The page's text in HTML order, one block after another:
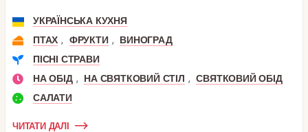
УКРАЇНСЬКА КУХНЯ
ПТАХ , ФРУКТИ ,
ВИНОГРАД
ПІСНІ СТРАВИ
НА ОБІД , НА СВЯТКОВИЙ СТІЛ , СВЯТКОВИЙ ОБІД
САЛАТИ
ЧИТАТИ ДАЛІ